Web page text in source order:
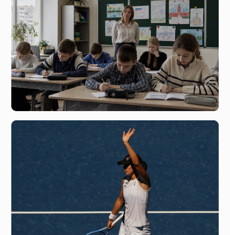
Риск ради лайков